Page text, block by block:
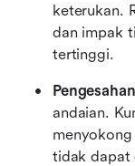
keterukan.
dan impak
tertinggi.
andaian.
tidak dapat